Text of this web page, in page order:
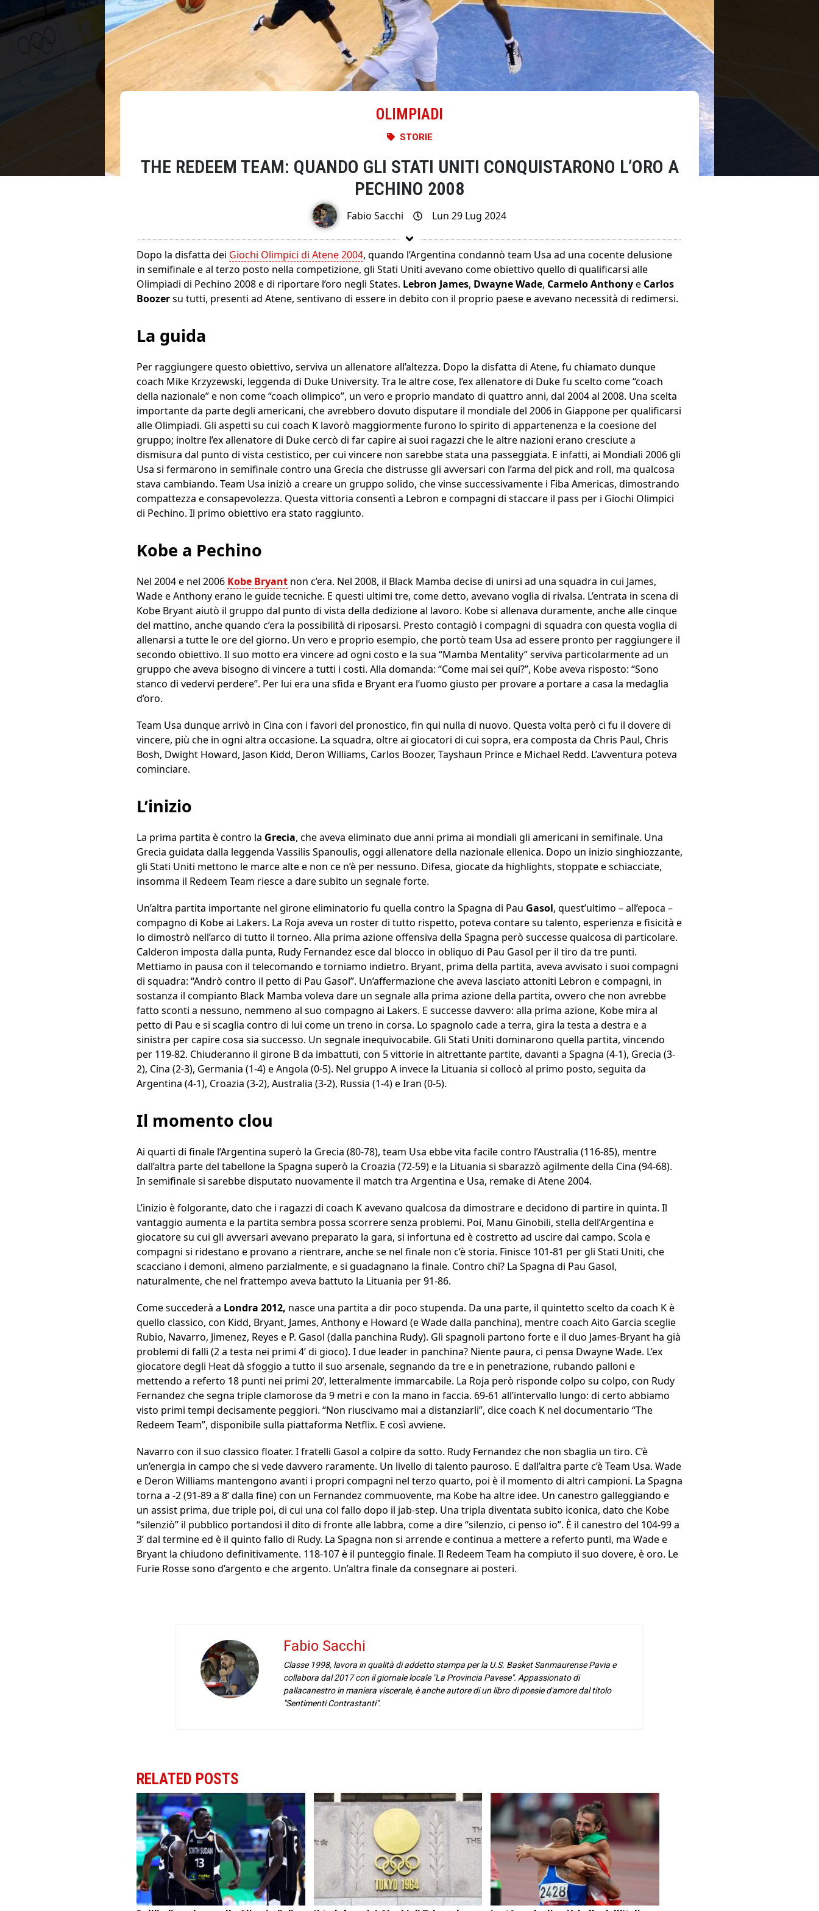
OLIMPIADI
STORIE
THE REDEEM TEAM: QUANDO GLI STATI UNITI CONQUISTARONO L’ORO A
PECHINO 2008
Fabio Sacchi Lun 29 Lug 2024
Dopo la disfatta dei Giochi Olimpici di Atene 2004, quando l’Argentina condannò team Usa ad una cocente delusione
in semifinale e al terzo posto nella competizione, gli Stati Uniti avevano come obiettivo quello di qualificarsi alle
Olimpiadi di Pechino 2008 e di riportare l’oro negli States. Lebron James, Dwayne Wade, Carmelo Anthonye Carlos
Boozersu tutti, presenti ad Atene, sentivano di essere in debito con il proprio paese e avevano necessità di redimersi.
La guida
Per raggiungere questo obiettivo, serviva un allenatore all’altezza. Dopo la disfatta di Atene, fu chiamato dunque
coach Mike Krzyzewski, leggenda di Duke University. Tra le altre cose, l’ex allenatore di Duke fu scelto come “coach
della nazionale” e non come “coach olimpico”, un vero e proprio mandato di quattro anni, dal 2004 al 2008. Una scelta
importante da parte degli americani, che avrebbero dovuto disputare il mondiale del 2006 in Giappone per qualificarsi
alle Olimpiadi. Gli aspetti su cui coach K lavorò maggiormente furono lo spirito di appartenenza e la coesione del
gruppo; inoltre l’ex allenatore di Duke cercò di far capire ai suoi ragazzi che le altre nazioni erano cresciute a
dismisura dal punto di vista cestistico, per cui vincere non sarebbe stata una passeggiata. E infatti, ai Mondiali 2006 gli
Usa si fermarono in semifinale contro una Grecia che distrusse gli avversari con l’arma del pick and roll, ma qualcosa
stava cambiando. Team Usa iniziò a creare un gruppo solido, che vinse successivamente i Fiba Americas, dimostrando
compattezza e consapevolezza. Questa vittoria consentì a Lebron e compagni di staccare il pass per i Giochi Olimpici
di Pechino. Il primo obiettivo era stato raggiunto.
Kobe a Pechino
Nel 2004 e nel 2006 Kobe Bryant non c’era. Nel 2008, il Black Mamba decise di unirsi ad una squadra in cui James,
Wade e Anthony erano le guide tecniche. E questi ultimi tre, come detto, avevano voglia di rivalsa. L’entrata in scena di
Kobe Bryant aiutò il gruppo dal punto di vista della dedizione al lavoro. Kobe si allenava duramente, anche alle cinque
del mattino, anche quando c’era la possibilità di riposarsi. Presto contagiò i compagni di squadra con questa voglia di
allenarsi a tutte le ore del giorno. Un vero e proprio esempio, che portò team Usa ad essere pronto per raggiungere il
secondo obiettivo. Il suo motto era vincere ad ogni costo e la sua “Mamba Mentality” serviva particolarmente ad un
gruppo che aveva bisogno di vincere a tutti i costi. Alla domanda: “Come mai sei qui?”, Kobe aveva risposto: “Sono
stanco di vedervi perdere”. Per lui era una sfida e Bryant era l’uomo giusto per provare a portare a casa la medaglia
d’oro.
Team Usa dunque arrivò in Cina con i favori del pronostico, fin qui nulla di nuovo. Questa volta però ci fu il dovere di
vincere, più che in ogni altra occasione. La squadra, oltre ai giocatori di cui sopra, era composta da Chris Paul, Chris
Bosh, Dwight Howard, Jason Kidd, Deron Williams, Carlos Boozer, Tayshaun Prince e Michael Redd. L’avventura poteva
cominciare.
L’inizio
La prima partita è contro la Grecia, che aveva eliminato due anni prima ai mondiali gli americani in semifinale. Una
Grecia guidata dalla leggenda Vassilis Spanoulis, oggi allenatore della nazionale ellenica. Dopo un inizio singhiozzante,
gli Stati Uniti mettono le marce alte e non ce n’è per nessuno. Difesa, giocate da highlights, stoppate e schiacciate,
insomma il Redeem Team riesce a dare subito un segnale forte.
Un’altra partita importante nel girone eliminatorio fu quella contro la Spagna di Pau Gasol, quest’ultimo – all’epoca –
compagno di Kobe ai Lakers. La Roja aveva un roster di tutto rispetto, poteva contare su talento, esperienza e fisicità e
lo dimostrò nell’arco di tutto il torneo. Alla prima azione offensiva della Spagna però successe qualcosa di particolare.
Calderon imposta dalla punta, Rudy Fernandez esce dal blocco in obliquo di Pau Gasol per il tiro da tre punti.
Mettiamo in pausa con il telecomando e torniamo indietro. Bryant, prima della partita, aveva avvisato i suoi compagni
di squadra: “Andrò contro il petto di Pau Gasol”. Un’affermazione che aveva lasciato attoniti Lebron e compagni, in
sostanza il compianto Black Mamba voleva dare un segnale alla prima azione della partita, ovvero che non avrebbe
fatto sconti a nessuno, nemmeno al suo compagno ai Lakers. E successe davvero: alla prima azione, Kobe mira al
petto di Pau e si scaglia contro di lui come un treno in corsa. Lo spagnolo cade a terra, gira la testa a destra e a
sinistra per capire cosa sia successo. Un segnale inequivocabile. Gli Stati Uniti dominarono quella partita, vincendo
per 119-82. Chiuderanno il girone B da imbattuti, con 5 vittorie in altrettante partite, davanti a Spagna (4-1), Grecia (3-
2), Cina (2-3), Germania (1-4) e Angola (0-5). Nel gruppo A invece la Lituania si collocò al primo posto, seguita da
Argentina (4-1), Croazia (3-2), Australia (3-2), Russia (1-4) e Iran (0-5).
Il momento clou
Ai quarti di finale l’Argentina superò la Grecia (80-78), team Usa ebbe vita facile contro l’Australia (116-85), mentre
dall’altra parte del tabellone la Spagna superò la Croazia (72-59) e la Lituania si sbarazzò agilmente della Cina (94-68).
In semifinale si sarebbe disputato nuovamente il match tra Argentina e Usa, remake di Atene 2004.
L’inizio è folgorante, dato che i ragazzi di coach K avevano qualcosa da dimostrare e decidono di partire in quinta. Il
vantaggio aumenta e la partita sembra possa scorrere senza problemi. Poi, Manu Ginobili, stella dell’Argentina e
giocatore su cui gli avversari avevano preparato la gara, si infortuna ed è costretto ad uscire dal campo. Scola e
compagni si ridestano e provano a rientrare, anche se nel finale non c’è storia. Finisce 101-81 per gli Stati Uniti, che
scacciano i demoni, almeno parzialmente, e si guadagnano la finale. Contro chi? La Spagna di Pau Gasol,
naturalmente, che nel frattempo aveva battuto la Lituania per 91-86.
Come succederà a Londra 2012, nasce una partita a dir poco stupenda. Da una parte, il quintetto scelto da coach K è
quello classico, con Kidd, Bryant, James, Anthony e Howard (e Wade dalla panchina), mentre coach Aito Garcia sceglie
Rubio, Navarro, Jimenez, Reyes e P. Gasol (dalla panchina Rudy). Gli spagnoli partono forte e il duo James-Bryant ha già
problemi di falli (2 a testa nei primi 4’ di gioco). I due leader in panchina? Niente paura, ci pensa Dwayne Wade. L’ex
giocatore degli Heat dà sfoggio a tutto il suo arsenale, segnando da tre e in penetrazione, rubando palloni e
mettendo a referto 18 punti nei primi 20’, letteralmente immarcabile. La Roja però risponde colpo su colpo, con Rudy
Fernandez che segna triple clamorose da 9 metri e con la mano in faccia. 69-61 all’intervallo lungo: di certo abbiamo
visto primi tempi decisamente peggiori. “Non riuscivamo mai a distanziarli”, dice coach K nel documentario “The
Redeem Team”, disponibile sulla piattaforma Netflix. E così avviene.
Navarro con il suo classico floater. I fratelli Gasol a colpire da sotto. Rudy Fernandez che non sbaglia un tiro. C’è
un’energia in campo che si vede davvero raramente. Un livello di talento pauroso. E dall’altra parte c’è Team Usa. Wade
e Deron Williams mantengono avanti i propri compagni nel terzo quarto, poi è il momento di altri campioni. La Spagna
torna a -2 (91-89 a 8’ dalla fine) con un Fernandez commuovente, ma Kobe ha altre idee. Un canestro galleggiando e
un assist prima, due triple poi, di cui una col fallo dopo il jab-step. Una tripla diventata subito iconica, dato che Kobe
“silenziò” il pubblico portandosi il dito di fronte alle labbra, come a dire “silenzio, ci penso io”. È il canestro del 104-99 a
3’ dal termine ed è il quinto fallo di Rudy. La Spagna non si arrende e continua a mettere a referto punti, ma Wade e
Bryant la chiudono definitivamente. 118-107è il punteggio finale. Il Redeem Team ha compiuto il suo dovere, è oro. Le
Furie Rosse sono d’argento e che argento. Un’altra finale da consegnare ai posteri.
Fabio Sacchi
Classe 1998, lavora in qualità di addetto stampa per la U.S. Basket Sanmaurense Pavia e
collabora dal 2017 con il giornale locale "La Provincia Pavese". Appassionato di
pallacanestro in maniera viscerale, è anche autore di un libro di poesie d'amore dal titolo
"Sentimenti Contrastanti".
RELATED POSTS